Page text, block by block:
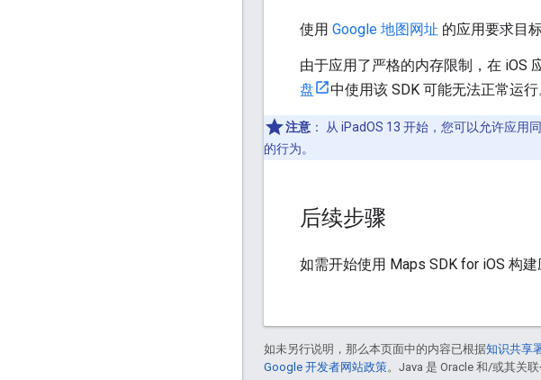
使用 Google 地图网址 的应用要求目
由于应用了严格的内存限制，在 iOS
盘
中使用该 SDK 可能无法正常运行
注意 ：
从 iPadOS 13 开始，您可以允许应用
的行为。
后续步骤
如需开始使用 Maps SDK for iOS 构
如未另行说明，那么本页面中的内容已根据知识共享
Google 开发者网站政策。Java 是 Oracle 和/或其关联